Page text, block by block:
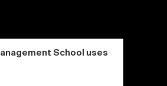
School uses